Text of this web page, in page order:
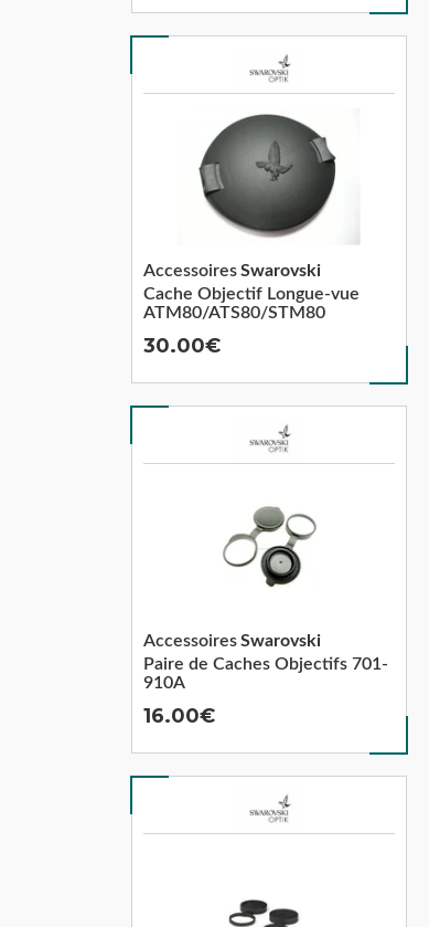
Cache Objectif Longue-vue
ATM80/ATS80/STM80
AccessoiresSwarovski
30.00
Paire de Caches Objectifs 701-
910A
AccessoiresSwarovski
16.00